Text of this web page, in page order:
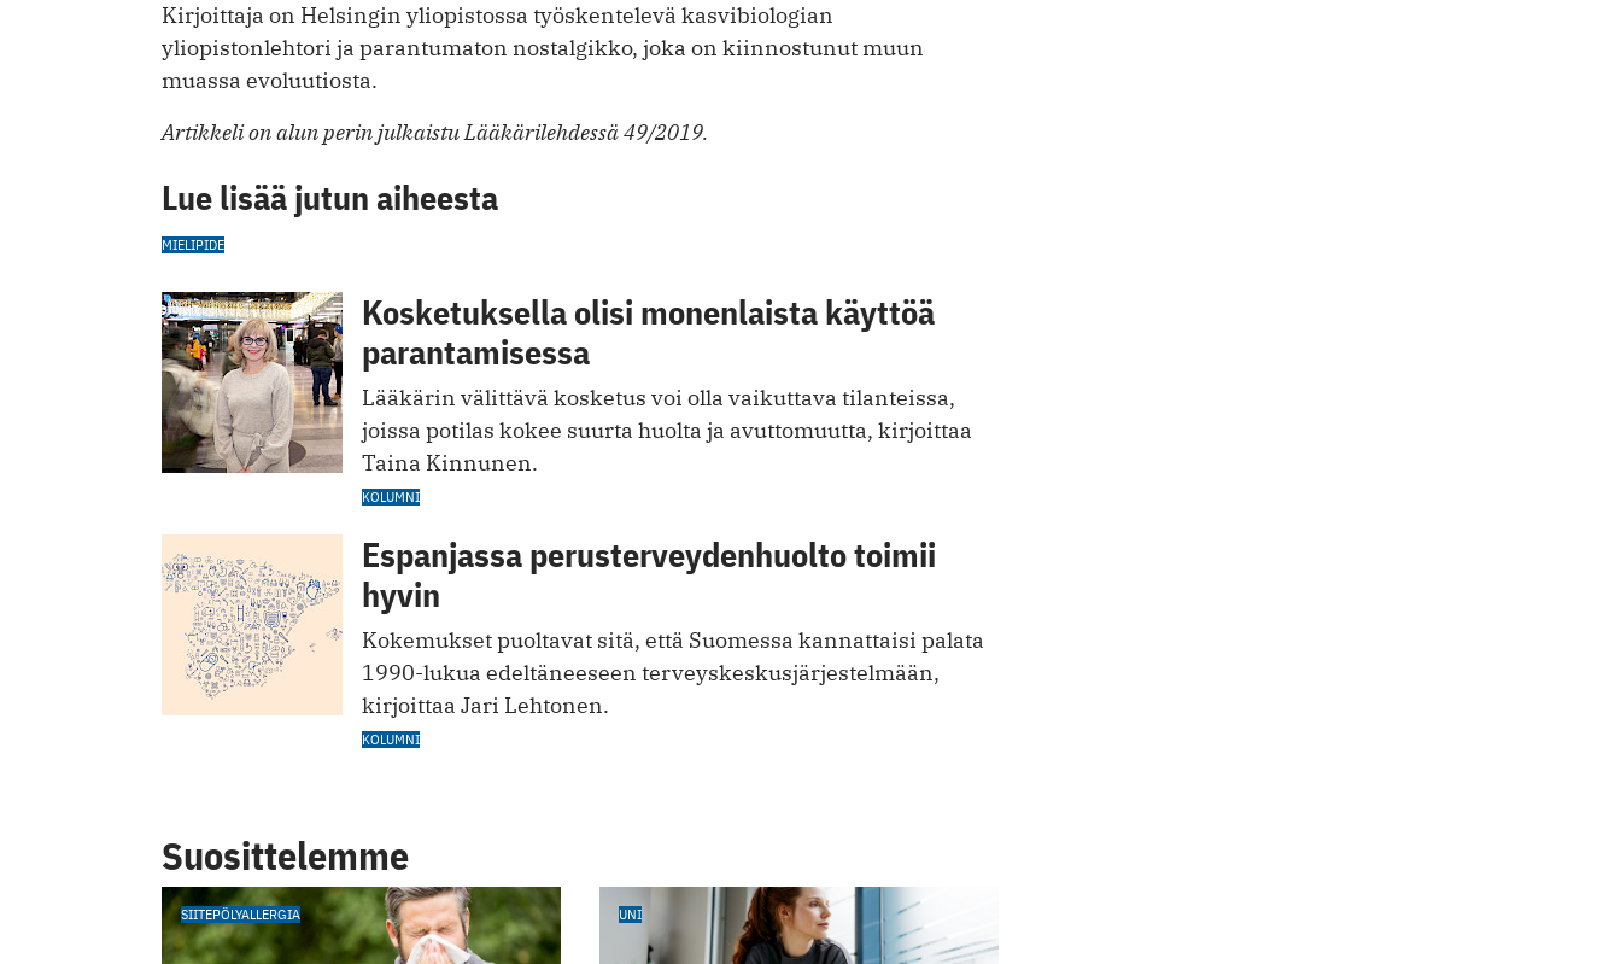
Kirjoittaja on Helsingin yliopistossa työskentelevä kasvibiologian
yliopistonlehtori ja parantumaton nostalgikko, joka on kiinnostunut muun
muassa evoluutiosta.
Artikkeli on alun perin julkaistu Lääkärilehdessä 49/2019.
Lue lisää jutun aiheesta
MIELIPIDE
Kosketuksella olisi monenlaista käyttöä
parantamisessa
Lääkärin välittävä kosketus voi olla vaikuttava tilanteissa,
joissa potilas kokee suurta huolta ja avuttomuutta, kirjoittaa
Taina Kinnunen.
KOLUMNI
Espanjassa perusterveydenhuolto toimii
hyvin
Kokemukset puoltavat sitä, että Suomessa kannattaisi palata
1990-lukua edeltäneeseen terveyskeskusjärjestelmään,
kirjoittaa Jari Lehtonen.
KOLUMNI
Suosittelemme
SIITEPÖLYALLERGIA UNI